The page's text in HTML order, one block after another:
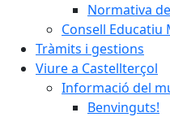
Normativa
Consell Educatiu
Tràmits i gestions
Viure a Castellterçol
Informació del
Benvinguts!